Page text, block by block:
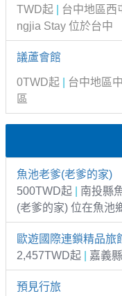
TWD起
台中地區西
ngjia Stay 位於台中
議蘆會館
0TWD起
台中地區
區
魚池老爹(老爹的家)
500TWD起
南投縣
(老爹的家) 位在魚池
歐遊國際連鎖精品旅
2,457TWD起
嘉義
預見行旅